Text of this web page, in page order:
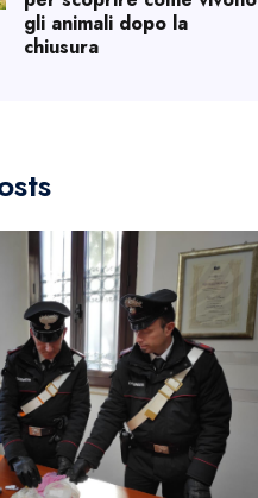
gli animali dopo la
chiusura